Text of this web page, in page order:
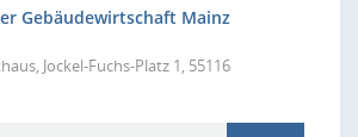
Gebäudewirtschaft Mainz
Jockel-Fuchs-Platz 1, 55116